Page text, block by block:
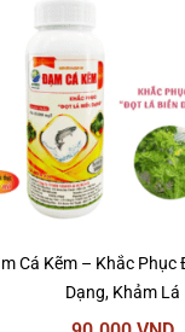
Cá Kẽm – Khắc Phục
Dạng, Khảm Lá